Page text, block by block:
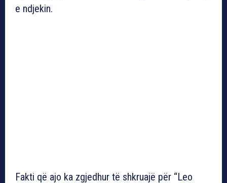
e ndjekin.
Fakti që ajo ka zgjedhur të shkruajë për “Leo